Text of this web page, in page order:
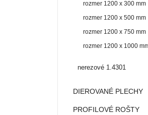
rozmer 1200 x 300 mm
rozmer 1200 x 500 mm
rozmer 1200 x 750 mm
rozmer 1200 x 1000
nerezové 1.4301
DIEROVANÉ PLECHY
PROFILOVÉ ROŠTY